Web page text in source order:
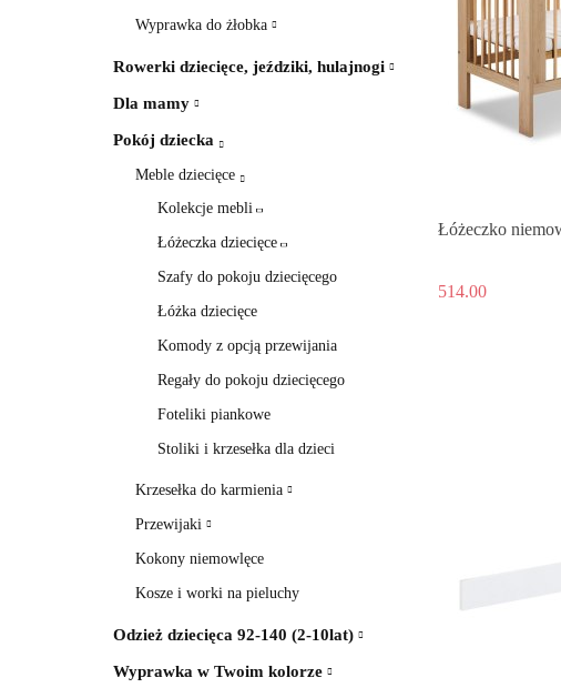
Wyprawka do żłobka
Rowerki dziecięce, jeździki, hulajnogi
Dla mamy
Pokój dziecka
Meble dziecięce
Kolekcje mebli
Łóżeczka dziecięce
Szafy do pokoju dziecięcego
Łóżka dziecięce
Komody z opcją przewijania
Regały do pokoju dziecięcego
Foteliki piankowe
Stoliki i krzesełka dla dzieci
Krzesełka do karmienia
Przewijaki
Kokony niemowlęce
Kosze i worki na pieluchy
Odzież dziecięca 92-140 (2-10lat)
Wyprawka w Twoim kolorze
Łóżeczko
514.00